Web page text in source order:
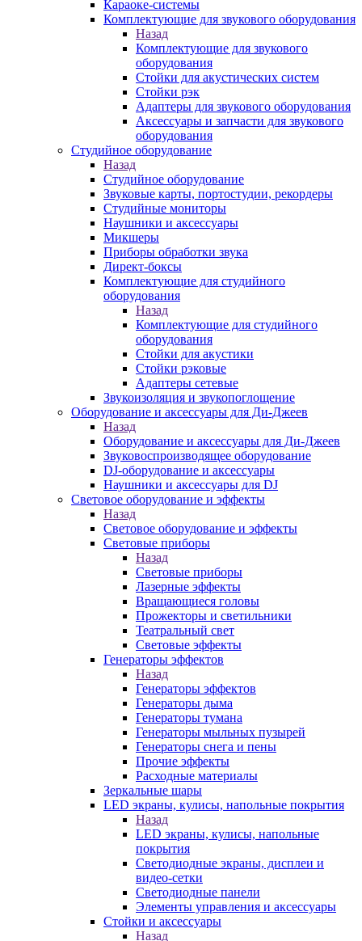
Караоке-системы
Комплектующие для звукового оборудования
Назад
Комплектующие для звукового
оборудования
Стойки для акустических систем
Стойки рэк
Адаптеры для звукового оборудования
Аксессуары и запчасти для звукового
оборудования
Студийное оборудование
Назад
Студийное оборудование
Звуковые карты, портостудии, рекордеры
Студийные мониторы
Наушники и аксессуары
Микшеры
Приборы обработки звука
Директ-боксы
Комплектующие для студийного
оборудования
Назад
Комплектующие для студийного
оборудования
Стойки для акустики
Стойки рэковые
Адаптеры сетевые
Звукоизоляция и звукопоглощение
Оборудование и аксессуары для Ди-Джеев
Назад
Оборудование и аксессуары для Ди-Джеев
Звуковоспроизводящее оборудование
DJ-оборудование и аксессуары
Наушники и аксессуары для DJ
Световое оборудование и эффекты
Назад
Световое оборудование и эффекты
Световые приборы
Назад
Световые приборы
Лазерные эффекты
Вращающиеся головы
Прожекторы и светильники
Театральный свет
Световые эффекты
Генераторы эффектов
Назад
Генераторы эффектов
Генераторы дыма
Генераторы тумана
Генераторы мыльных пузырей
Генераторы снега и пены
Прочие эффекты
Расходные материалы
Зеркальные шары
LED экраны, кулисы, напольные покрытия
Назад
LED экраны, кулисы, напольные
покрытия
Светодиодные экраны, дисплеи и
видео-сетки
Светодиодные панели
Элементы управления и аксессуары
Стойки и аксессуары
Назад